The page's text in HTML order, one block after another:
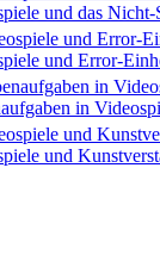
und das Nicht-
und Error-
in
und